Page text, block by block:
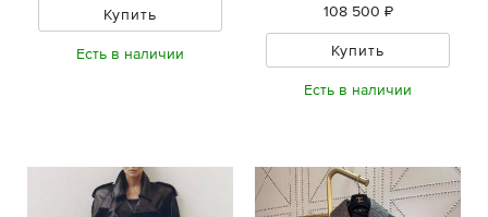
Купить
Есть в наличии
108 500 ₽
Купить
Есть в наличии